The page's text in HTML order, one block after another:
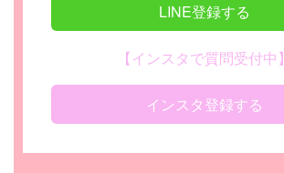
LINE登録する
【インスタで質問受付中】
インスタ登録する